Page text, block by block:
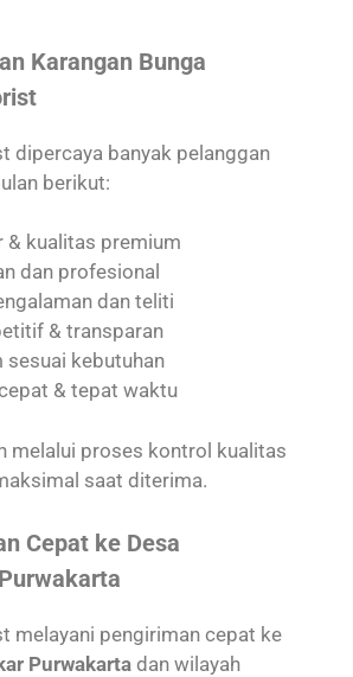
Karangan Bunga
dipercaya banyak pelanggan
berikut:
& kualitas premium
dan profesional
dan teliti
& transparan
sesuai kebutuhan
& tepat waktu
melalui proses kontrol kualitas
saat diterima.
Cepat ke Desa
melayani pengiriman cepat ke
Purwakarta dan wilayah